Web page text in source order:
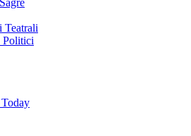
Teatrali
Politici